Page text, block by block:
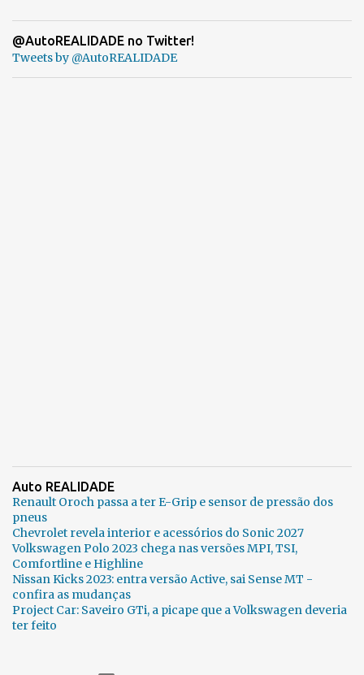
@AutoREALIDADE no Twitter!
Tweets by @AutoREALIDADE
Auto REALIDADE
Renault Oroch passa a ter E-Grip e sensor de pressão dos
pneus
Chevrolet revela interior e acessórios do Sonic 2027
Volkswagen Polo 2023 chega nas versões MPI, TSI,
Comfortline e Highline
Nissan Kicks 2023: entra versão Active, sai Sense MT -
confira as mudanças
Project Car: Saveiro GTi, a picape que a Volkswagen deveria
ter feito